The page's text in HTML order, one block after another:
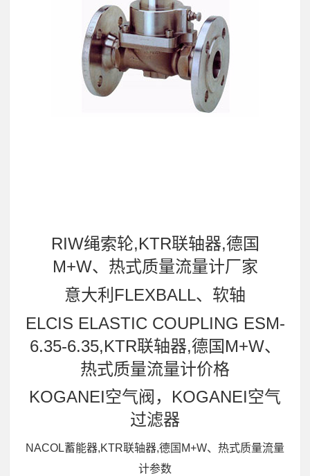
RIW绳索轮,KTR联轴器,德国
M+W、热式质量流量计厂家
意大利FLEXBALL、软轴
ELCIS ELASTIC COUPLING ESM-
6.35-6.35,KTR联轴器,德国M+W、
热式质量流量计价格
KOGANEI空气阀，KOGANEI空气
过滤器
NACOL蓄能器,KTR联轴器,德国M+W、热式质量流量
计参数